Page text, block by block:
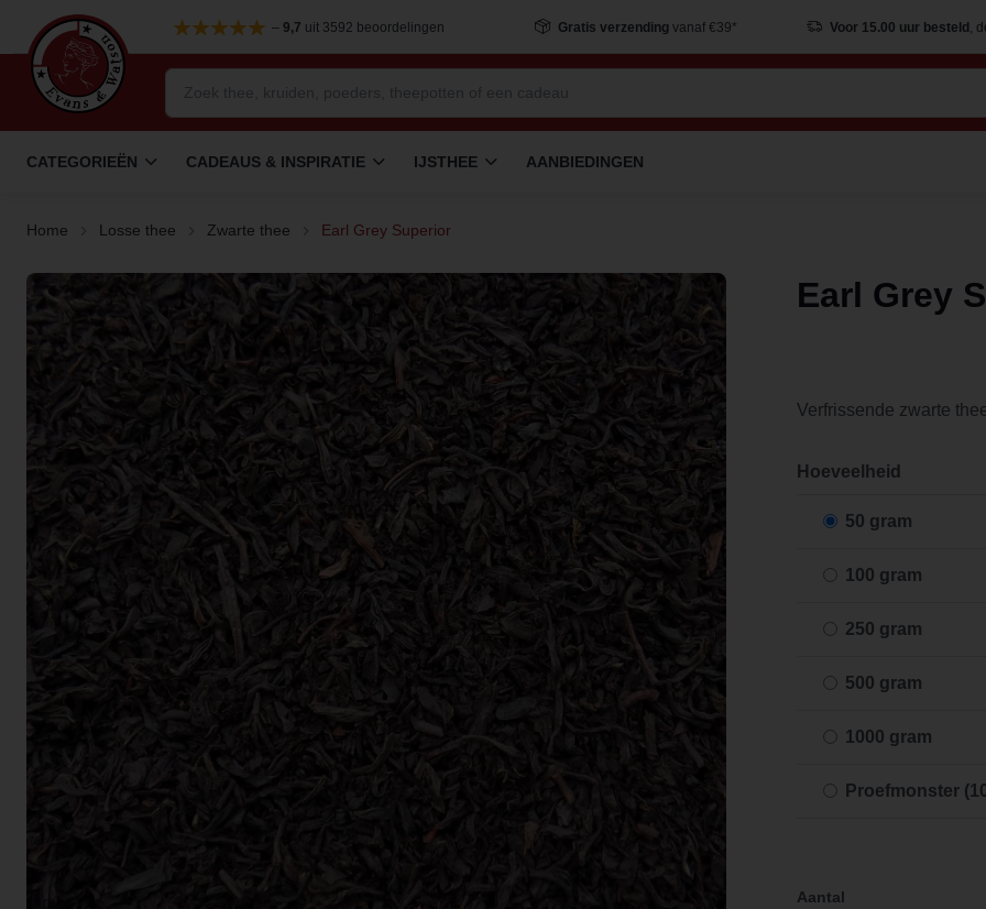
– 9,7 uit 3592 beoordelingen Gratis verzending vanaf €39* Voor 15.00 uur besteld ,
CATEGORIEËN CADEAUS & INSPIRATIE IJSTHEE AANBIEDINGEN
Home Losse thee Zwarte thee Earl Grey Superior
Earl Grey
Verfrissende zwarte
Hoeveelheid
50 gram
100 gram
250 gram
500 gram
1000 gram
Proefmonster
Aantal